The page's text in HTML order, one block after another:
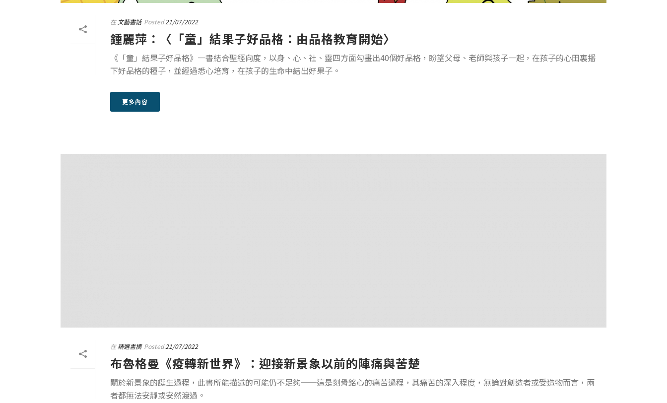
在 文藝書話 Posted 21/07/2022
鍾麗萍：〈「童」結果子好品格：由品格教育開始〉
《「童」結果子好品格》一書結合聖經向度，以身、心、社、靈四方面勾畫出40個好品格，盼望父母、老師與孩子一起，在孩子的心田裏播
下好品格的種子，並經過悉心培育，在孩子的生命中結出好果子。
更多內容
在精選書摘 Posted 21/07/2022
布魯格曼《疫轉新世界》：迎接新景象以前的陣痛與苦楚
關於新景象的誕生過程，此書所能描述的可能仍不足夠──這是刻骨銘心的痛苦過程，其痛苦的深入程度，無論對創造者或受造物而言，兩
者都無法安靜或安然渡過。